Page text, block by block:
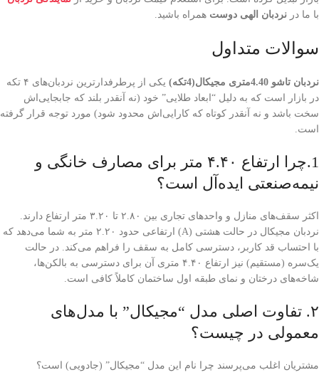
با ما در نردبان الهی دوست همراه باشید.
سوالات متداول
نردبان تاشو 4.40متری مجیکال(4تکه)
یکی از پرطرفدارترین نردبان‌های ۴ تکه
در بازار است که به دلیل “ابعاد طلایی” خود (نه آنقدر بلند که جابجایی‌اش
سخت باشد و نه آنقدر کوتاه که کارایی‌اش محدود شود) مورد توجه قرار گرفته
است.
1.چرا ارتفاع ۴.۴۰ متر برای مصارف خانگی و
نیمه‌صنعتی ایده‌آل است؟
اکثر سقف‌های منازل و واحدهای تجاری بین ۲.۸۰ تا ۳.۲۰ متر ارتفاع دارند.
نردبان مجیکال در حالت هشتی (A) ارتفاعی حدود ۲.۲۰ متر به شما می‌دهد که
با احتساب قد کاربر، دسترسی کامل به سقف را فراهم می‌کند. در حالت
یک‌سره (مستقیم) نیز ارتفاع ۴.۴۰ متری آن برای دسترسی به بالکن‌ها،
شاخه‌های درختان و نمای طبقه اول ساختمان کاملاً کافی است.
۲. تفاوت اصلی مدل “مجیکال” با مدل‌های
معمولی در چیست؟
مشتریان اغلب می‌پرسند چرا نام این مدل “مجیکال” (جادویی) است؟